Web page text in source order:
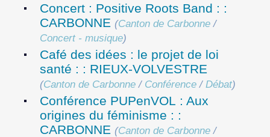
Concert : Positive Roots Band : :
CARBONNE (Canton de Carbonne /
Concert - musique)
Café des idées : le projet de loi
santé : : RIEUX-VOLVESTRE
(Canton de Carbonne / Conférence / Débat)
Conférence PUPenVOL : Aux
origines du féminisme : :
CARBONNE (Canton de Carbonne /